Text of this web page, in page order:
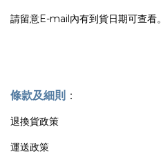
請留意E-mail內有到貨日期可查看。
條款及細則 ：
退換貨政策
運送政策